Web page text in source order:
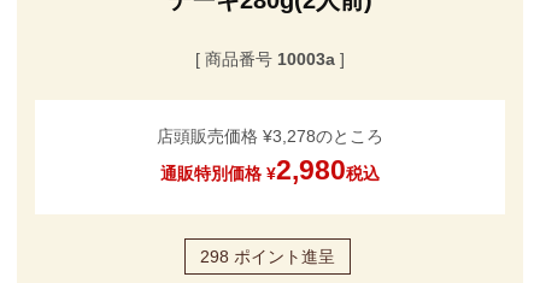
商品番号 10003a
店頭販売価格 ¥3,278のところ
通販特別価格 ¥2,980税込
298 ポイント進呈